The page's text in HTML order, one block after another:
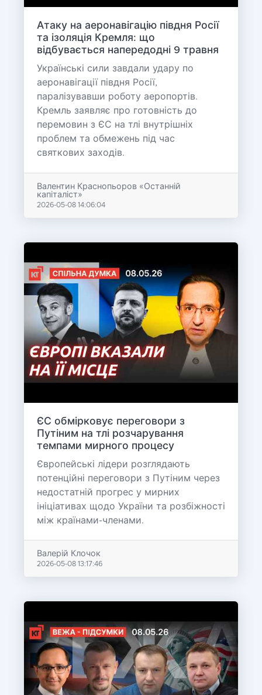
Атаку на аеронавігацію півдня Росії
та ізоляція Кремля: що
відбувається напередодні 9 травня
Українські сили завдали удару по
аеронавігації півдня Росії,
паралізувавши роботу аеропортів.
Кремль заявляє про готовність до
перемовин з ЄС на тлі внутрішніх
проблем та обмежень під час
святкових заходів.
Валентин Краснопьоров «Останній
капіталіст»
2026-05-08 14:06:04
ЄС обмірковує переговори з
Путіним на тлі розчарування
темпами мирного процесу
Європейські лідери розглядають
потенційні переговори з Путіним через
недостатній прогрес у мирних
ініціативах щодо України та розбіжності
між країнами-членами.
Валерій Клочок
2026-05-08 13:17:46